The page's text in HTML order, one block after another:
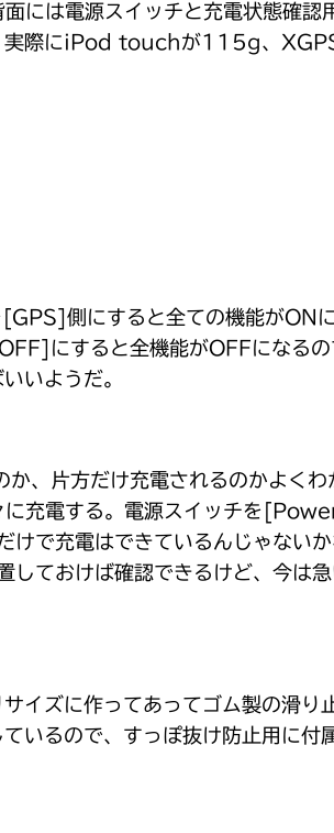
には電源スイッチと充電状態確認
実際にiPod touchが115g、
側にすると全ての機能がON
にすると全機能がOFFになるの
いようだ。
片方だけ充電されるのかよくわ
充電する。電源スイッチを
で充電はできているんじゃない
ておけば確認できるけど、今は
ズに作ってあってゴム製の滑り
るので、すっぽ抜け防止用に付